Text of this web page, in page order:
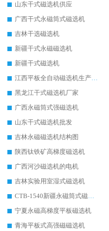
山东干式磁选机供应
广西干式永磁筒式磁选机
吉林干选磁选机
新疆干式永磁磁选机
新疆干式磁选机
江西平板全自动磁选机生产厂家
黑龙江干式磁选机厂家
广西永磁筒式强磁选机
山东干式磁选机批发
吉林永磁磁选机结构图
陕西钛铁矿高梯度磁选机
广西河沙磁选机的电机
吉林实验用室湿式磁选机
CTB-1540新疆永磁筒式磁选机
宁夏永磁高梯度平板磁选机
青海平板式高强磁磁选机